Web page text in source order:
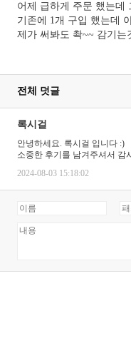
어제 급하게 주문 했는데
기존에 1개 구입 했는데
제가 써봐도 촥~~ 감기는
전체 덧글
록시걸
안녕하세요. 록시걸 입니다 :)
소중한 후기를 남겨주셔서 감
2024-08-03 15:18:02